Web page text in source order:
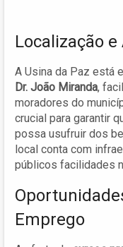
Localização e
A Usina da Paz está
Dr. João Miranda,
moradores do
crucial para garantir
possa usufruir dos
local conta com
públicos facilidades
Emprego